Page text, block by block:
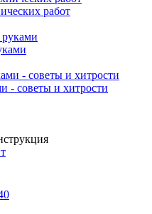
работ
- советы и хитрости